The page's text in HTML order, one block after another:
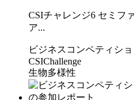
CSIチャレンジ6 セミフ
ア...
ビジネスコンペティシ
CSIChallenge
生物多様性